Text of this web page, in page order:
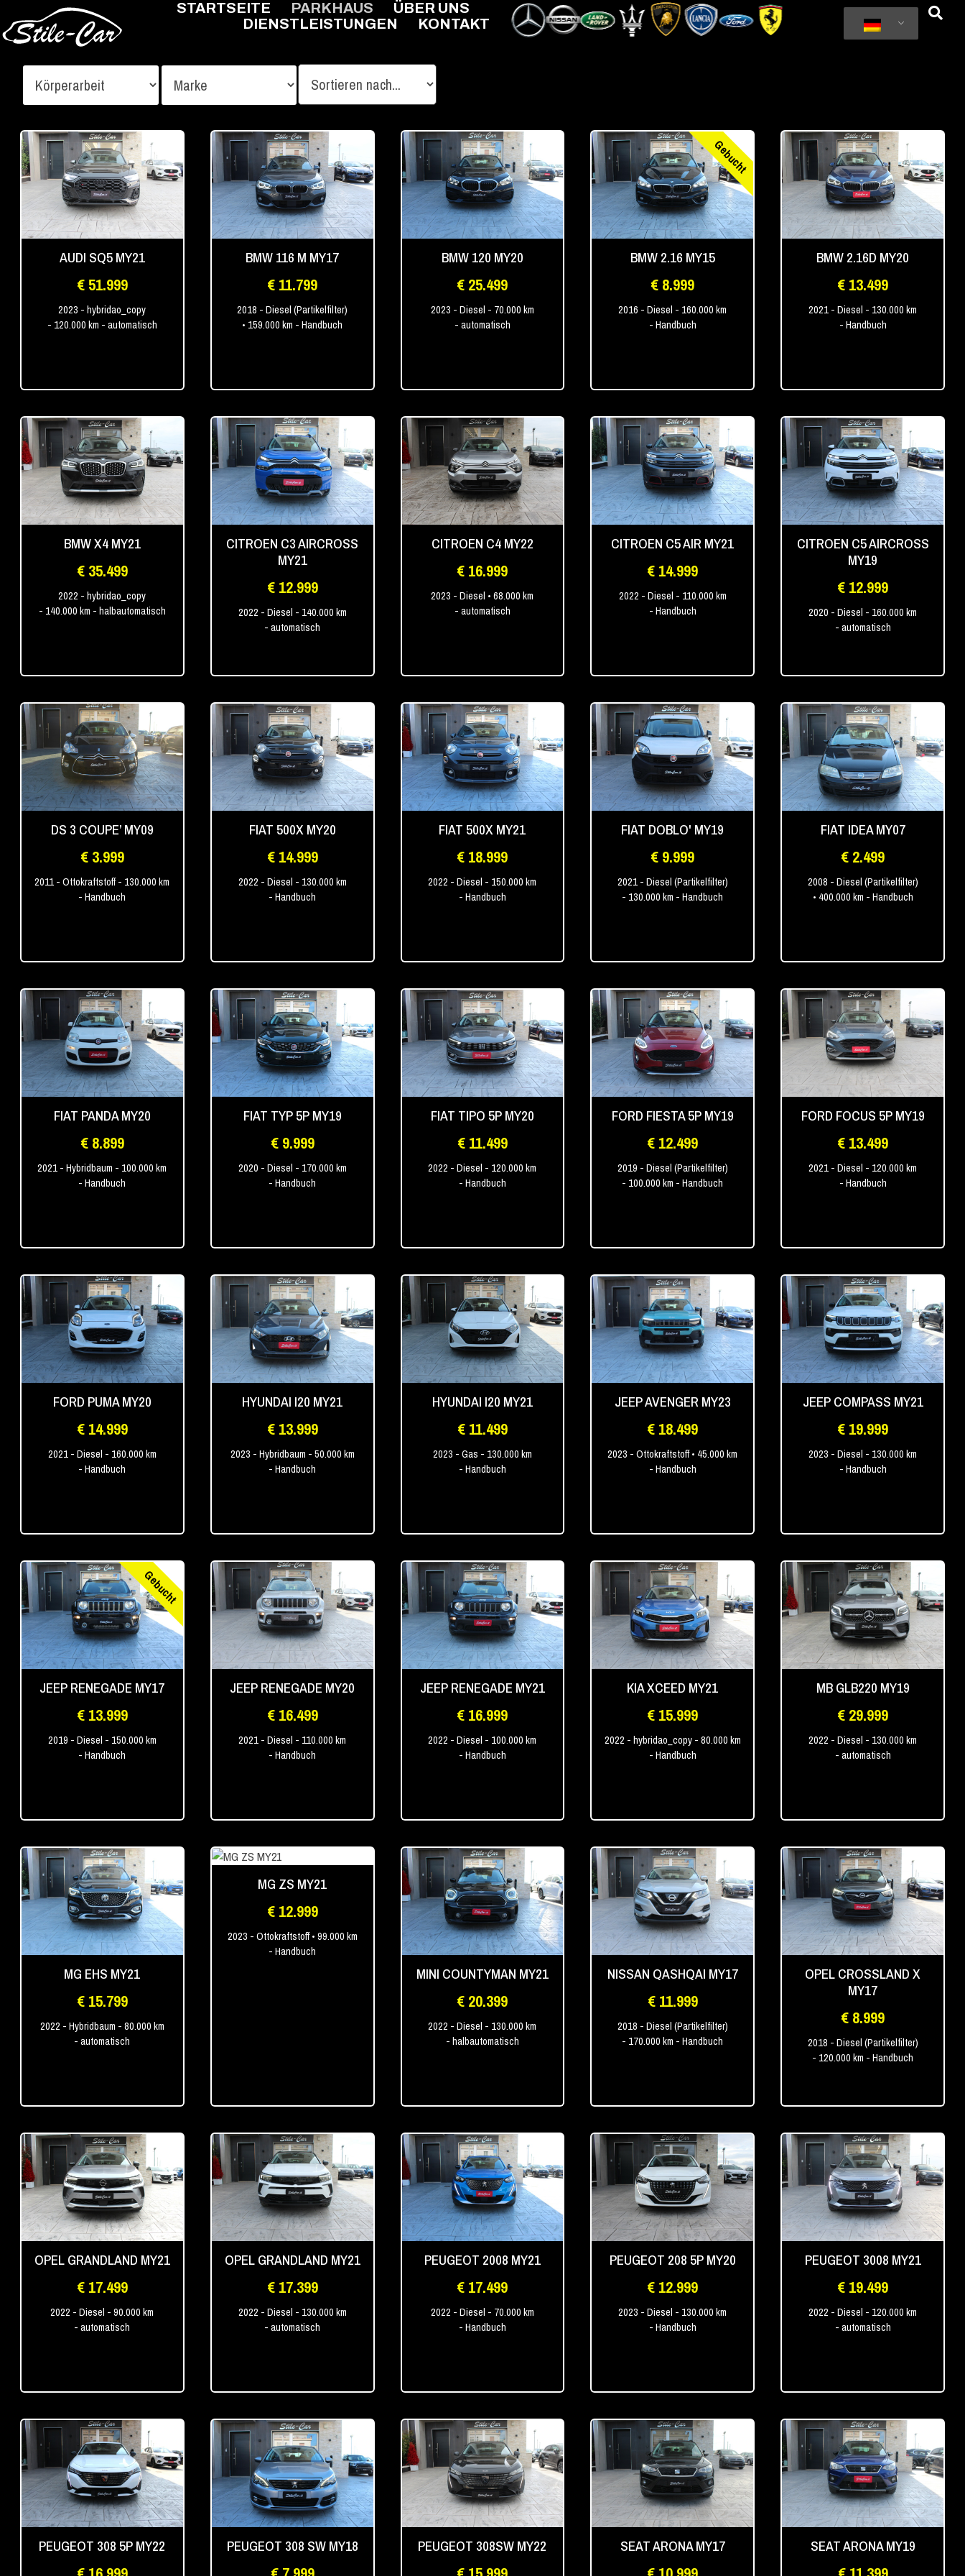
STARTSEITE PARKHAUS
ÜBER UNS
DIENSTLEISTUNGEN
KONTAKT
AUDI SQ5 MY21
€ 51.999
2023 - hybridao_copy
- 120.000 km - automatisch
BMW 116 M MY17
€ 11.799
2018 - Diesel (Partikelfilter)
• 159.000 km - Handbuch
BMW 120 MY20
€ 25.499
2023 - Diesel - 70.000 km
- automatisch
BMW 2.16 MY15
€ 8.999
2016 - Diesel - 160.000 km
- Handbuch
Gebucht
BMW 2.16D MY20
€ 13.499
2021 - Diesel - 130.000 km
- Handbuch
BMW X4 MY21
€ 35.499
2022 - hybridao_copy
- 140.000 km - halbautomatisch
CITROEN C3 AIRCROSS
MY21
€ 12.999
2022 - Diesel - 140.000 km
- automatisch
CITROEN C4 MY22
€ 16.999
2023 - Diesel • 68.000 km
- automatisch
CITROEN C5 AIR MY21
€ 14.999
2022 - Diesel - 110.000 km
- Handbuch
CITROEN C5 AIRCROSS
MY19
€ 12.999
2020 - Diesel - 160.000 km
- automatisch
DS 3 COUPE’ MY09
€ 3.999
2011 - Ottokraftstoff- 130.000 km
- Handbuch
FIAT 500X MY20
€ 14.999
2022 - Diesel - 130.000 km
- Handbuch
FIAT 500X MY21
€ 18.999
2022 - Diesel - 150.000 km
- Handbuch
FIAT DOBLO' MY19
€ 9.999
2021 - Diesel (Partikelfilter)
- 130.000 km - Handbuch
FIAT IDEA MY07
€ 2.499
2008 - Diesel (Partikelfilter)
• 400.000 km - Handbuch
FIAT PANDA MY20
€ 8.899
2021 - Hybridbaum - 100.000 km
- Handbuch
FIAT TYP 5P MY19
€ 9.999
2020 - Diesel - 170.000 km
- Handbuch
FIAT TIPO 5P MY20
€ 11.499
2022 - Diesel - 120.000 km
- Handbuch
FORD FIESTA 5P MY19
€ 12.499
2019 - Diesel (Partikelfilter)
- 100.000 km - Handbuch
FORD FOCUS 5P MY19
€ 13.499
2021 - Diesel - 120.000 km
- Handbuch
FORD PUMA MY20
€ 14.999
2021 - Diesel - 160.000 km
- Handbuch
HYUNDAI I20 MY21
€ 13.999
2023 - Hybridbaum - 50.000 km
- Handbuch
HYUNDAI I20 MY21
€ 11.499
2023 - Gas - 130.000 km
- Handbuch
JEEP AVENGER MY23
€ 18.499
2023 - Ottokraftstoff• 45.000 km
- Handbuch
JEEP COMPASS MY21
€ 19.999
2023 - Diesel - 130.000 km
- Handbuch
JEEP RENEGADE MY17
€ 13.999
2019 - Diesel - 150.000 km
- Handbuch
Gebucht
JEEP RENEGADE MY20
€ 16.499
2021 - Diesel - 110.000 km
- Handbuch
JEEP RENEGADE MY21
€ 16.999
2022 - Diesel - 100.000 km
- Handbuch
KIA XCEED MY21
€ 15.999
2022 - hybridao_copy - 80.000 km
- Handbuch
MB GLB220 MY19
€ 29.999
2022 - Diesel - 130.000 km
- automatisch
MG EHS MY21
€ 15.799
2022 - Hybridbaum - 80.000 km
- automatisch
MG ZS MY21
€ 12.999
2023 - Ottokraftstoff • 99.000 km
- Handbuch
MINI COUNTYMAN MY21
€ 20.399
2022 - Diesel - 130.000 km
- halbautomatisch
NISSAN QASHQAI MY17
€ 11.999
2018 - Diesel (Partikelfilter)
- 170.000 km - Handbuch
OPEL CROSSLAND X
MY17
€ 8.999
2018 - Diesel (Partikelfilter)
- 120.000 km - Handbuch
OPEL GRANDLAND MY21
€ 17.499
2022 - Diesel - 90.000 km
- automatisch
OPEL GRANDLAND MY21
€ 17.399
2022 - Diesel - 130.000 km
- automatisch
PEUGEOT 2008 MY21
€ 17.499
2022 - Diesel - 70.000 km
- Handbuch
PEUGEOT 208 5P MY20
€ 12.999
2023 - Diesel - 130.000 km
- Handbuch
PEUGEOT 3008 MY21
€ 19.499
2022 - Diesel - 120.000 km
- automatisch
PEUGEOT 308 5P MY22 PEUGEOT 308 SW MY18 PEUGEOT 308SW MY22 SEAT ARONA MY17 SEAT ARONA MY19